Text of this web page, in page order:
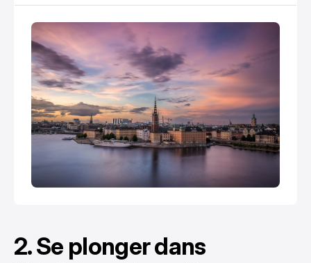
la mer Baltique.
2. Se plonger dans